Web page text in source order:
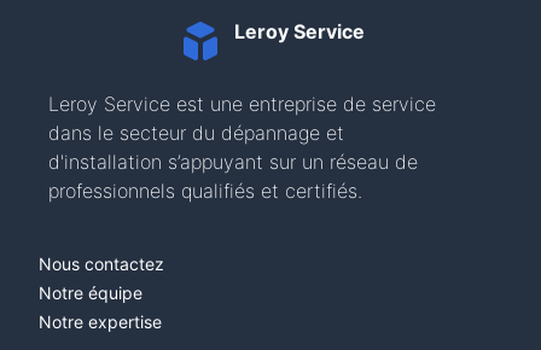
Leroy Service
Leroy Service est une entreprise de service
dans le secteur du dépannage et
d'installation s’appuyant sur un réseau de
professionnels qualifiés et certifiés.
Nous contactez
Notre équipe
Notre expertise